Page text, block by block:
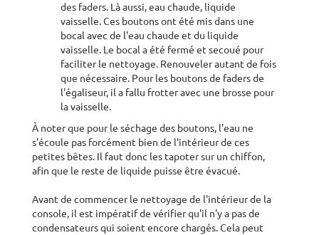
des faders. Là aussi, eau chaude, liquide
vaisselle. Ces boutons ont été mis dans une
bocal avec de l'eau chaude et du liquide
vaisselle. Le bocal a été fermé et secoué pour
faciliter le nettoyage. Renouveler autant de fois
que nécessaire. Pour les boutons de faders de
l'égaliseur, il a fallu frotter avec une brosse pour
la vaisselle.
À noter que pour le séchage des boutons, l'eau ne
s'écoule pas forcément bien de l'intérieur de ces
petites bêtes. Il faut donc les tapoter sur un chiffon,
afin que le reste de liquide puisse être évacué.
Avant de commencer le nettoyage de l'intérieur de la
console, il est impératif de vérifier qu'il n'y a pas de
condensateurs qui soient encore chargés. Cela peut